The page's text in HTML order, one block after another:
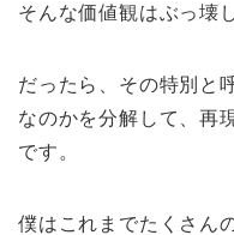
そんな価値観はぶっ壊
だったら、その特別と
なのかを分解して、再
です。
僕はこれまでたくさん